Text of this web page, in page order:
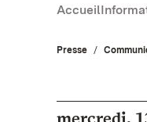
Accueil
Presse